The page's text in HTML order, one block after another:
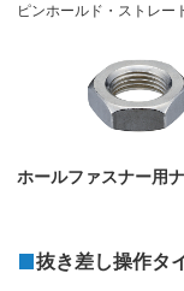
ピンホールド・ストレー
ホールファスナー用
抜き差し操作タ